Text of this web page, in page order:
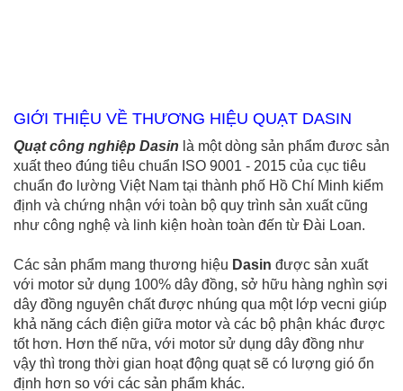
GIỚI THIỆU VỀ THƯƠNG HIỆU QUẠT DASIN
Quạt công nghiệp Dasin là một dòng sản phẩm đươc sản
xuất theo đúng tiêu chuẩn ISO 9001 - 2015 của cục tiêu
chuẩn đo lường Việt Nam tại thành phố Hồ Chí Minh kiểm
định và chứng nhận với toàn bộ quy trình sản xuất cũng
như công nghệ và linh kiện hoàn toàn đến từ Đài Loan.
Các sản phẩm mang thương hiệu Dasin được sản xuất
với motor sử dụng 100% dây đồng, sở hữu hàng nghìn sợi
dây đồng nguyên chất được nhúng qua một lớp vecni giúp
khả năng cách điện giữa motor và các bộ phận khác được
tốt hơn. Hơn thế nữa, với motor sử dụng dây đồng như
vậy thì trong thời gian hoạt động quạt sẽ có lượng gió ổn
định hơn so với các sản phẩm khác.